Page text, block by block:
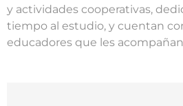
y actividades cooperativas,
tiempo al estudio, y cuentan
educadores que les